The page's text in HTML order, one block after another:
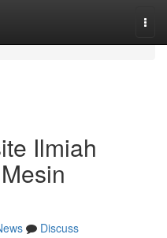
Ilmiah
Discuss